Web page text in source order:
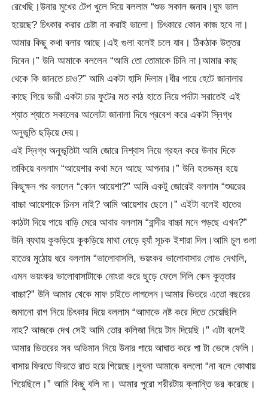
রেখেছি।উনার মুখের টেপ খুলে দিয়ে বললাম “শুভ সকাল জনাব।ঘুম ভাল
হয়েছে? চিৎকার করার চেষ্টা না করাই ভালো। চিৎকারে কোন কাজ হবে না।
আমার কিছু কথা বলার আছে।এই গুলা বলেই চলে যাব। ঠিকঠাক উত্তর
দিবেন।” উনি আমাকে বললেন “আমি তো তোমাকে চিনি না।আমার কাছ
থেকে কি জানতে চাও?” আমি একটা হাসি দিলাম।ধীর পায়ে হেটে জানালার
কাছে গিয়ে ভারী একটা চার ফুটের মত কাঠ হাতে নিয়ে পর্দাটা সরাতেই এই
শ্যাত শ্যাতে সকালের আলোটা জানালা দিযে প্রবেশ করে একটা স্নিগ্ধ
অনুভূতি ছড়িয়ে দেয়।
এই স্নিগ্ধ অনুভূতিটা আমি জোরে নিশ্বাস নিয়ে গ্রহন করে উনার দিকে
তাকিয়ে বললাম “আয়েশার কথা মনে আছে আপনার।” উনি হতভম্ব হয়ে
কিছুক্ষন পর বললেন “কোন আয়েশা?” আমি একটু জোরেই বললাম “শুয়রের
বাচ্চা আয়েশাকে চিনস নাই? আমি আয়েশার ছেলে।” এইটা বলেই হাতের
কাঠটা দিয়ে পায়ে বাড়ি মেরে আবার বললাম “বান্দীর বাচ্চা মনে পড়ছে এখন?”
উনি ব্যথায় কুকড়িয়ে কুকড়িয়ে মাথা নেড়ে হ্যাঁ সূচক ইশারা দিল।আমি চুল গুলা
হাতের মুঠোয় ধরে বললাম “ভালোবাসলি, ভয়ংকর ভালোবাসার লোভ দেখালি,
এমন ভয়ংকর ভালোবাসাটাকে নোংরা করে ছুড়ে ফেলে দিলি কেন কুত্তার
বাচ্চা?” উনি আমার থেকে মাফ চাইতে লাগলেন।আমার ভিতরে এতো বছরের
জমানো রাগ নিয়ে চিৎকার দিয়ে বললাম “আমাকে নষ্ট করে দিতে চেয়েছিলি
নাহ? আজকে দেখ সেই আমি তোর কলিজা নিয়ে টান দিয়েছি।” এটা বলেই
আমার ভিতরের সব অভিমান নিয়ে উনার পায়ে আঘাত করে পা টা ভেঙ্গে ফেলি।
বাসায় ফিরতে ফিরতে রাত হয়ে গিয়েছে।লুবনা আমাকে বললো “না বলে কোথায়
গিয়েছিলে।” আমি কিছু বলি না। আমার পুরো শরীরটায় ক্লান্তি ভর করেছে।